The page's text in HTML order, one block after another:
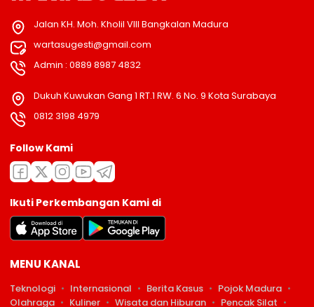
Jalan KH. Moh. Kholil VIII Bangkalan Madura
wartasugesti@gmail.com
Admin : 0889 8987 4832
Dukuh Kuwukan Gang 1 RT.1 RW. 6 No. 9 Kota Surabaya
0812 3198 4979
Follow Kami
Ikuti Perkembangan Kami di
MENU KANAL
Teknologi Internasional Berita Kasus
Pojok Madura
Olahraga
Kuliner Wisata dan Hiburan Pencak Silat